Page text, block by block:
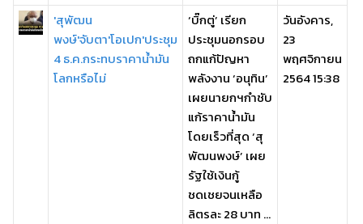
'สุพัฒน
พงษ์'จับตา'โอเปก'ประชุม
4 ธ.ค.กระทบราคาน้ำมัน
โลกหรือไม่
‘บิ๊กตู่’ เรียก
ประชุมนอกรอบ
ถกแก้ปัญหา
พลังงาน ‘อนุทิน’
เผยนายกฯกำชับ
แก้ราคาน้ำมัน
โดยเร็วที่สุด ‘สุ
พัฒนพงษ์’ เผย
รัฐใช้เงินกู้
ชดเชยจนเหลือ
ลิตรละ 28 บาท ...
วันอังคาร,
23
พฤศจิกายน
2564 15:38